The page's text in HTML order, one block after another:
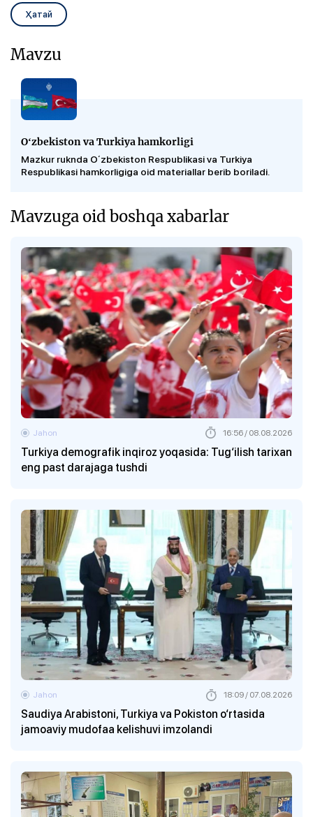
Ҳатай
Mavzu
Oʻzbekiston va Turkiya hamkorligi
Mazkur ruknda Oʻzbekiston Respublikasi va Turkiya
Respublikasi hamkorligiga oid materiallar berib boriladi.
Mavzuga oid boshqa xabarlar
Turkiya demografik inqiroz yoqasida: Tug‘ilish tarixan
eng past darajaga tushdi
Jahon 16:56 / 08.08.2026
Saudiya Arabistoni, Turkiya va Pokiston o‘rtasida
jamoaviy mudofaa kelishuvi imzolandi
Jahon 18:09 / 07.08.2026